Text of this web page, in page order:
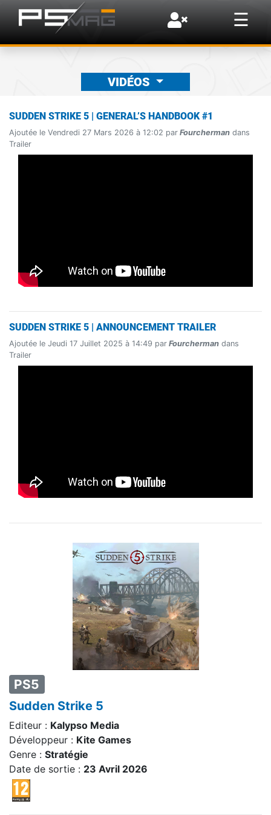
☰
×
VIDÉOS
PS5
Sudden Strike 5
Editeur : Kalypso Media
Développeur : Kite Games
Genre : Stratégie
Date de sortie : 23 Avril 2026
SUDDEN STRIKE 5 | GENERAL’S HANDBOOK #1
Ajoutée le Vendredi 27 Mars 2026 à 12:02 par Fourcherman dans
Trailer
SUDDEN STRIKE 5 | ANNOUNCEMENT TRAILER
Ajoutée le Jeudi 17 Juillet 2025 à 14:49 par Fourcherman dans
Trailer